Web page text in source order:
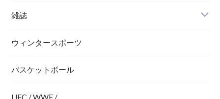
雑誌
ウィンタースポーツ
バスケットボール
UFC / WWE /